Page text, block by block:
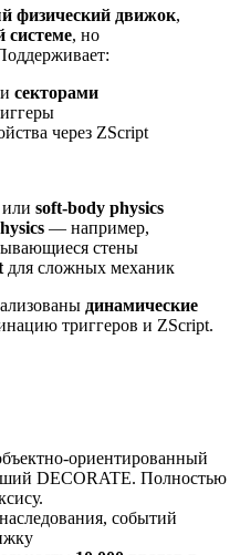
физический движок,
системе, но
и секторами
через ZScript
или soft-body physics
— например,
стены
для сложных механик
динамические
триггеров и ZScript.
ориентированный
DECORATE. Полностью
событий